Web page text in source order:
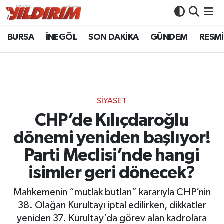
BURSA İNEGÖL SON DAKİKA GÜNDEM
SİYASET
CHP’de Kılıçdaroğlu
dönemi yeniden başlıyor!
Parti Meclisi’nde hangi
isimler geri dönecek?
Mahkemenin “mutlak butlan” kararıyla CHP’nin
38. Olağan Kurultayı iptal edilirken, dikkatler
yeniden 37. Kurultay’da görev alan kadrolara
BURSA
GÜNDEM
RESMİ İLANLAR
KÖŞE YAZILARI
SİYASET
YAŞAM
Bursa Nöbetçi Eczaneler
Bursa Trafik Yoğunluk Haritası
Süper Lig Puan Durumu ve Fikstür
Tüm Manşetler
Son Dakika Haberleri
Haber Arşivi